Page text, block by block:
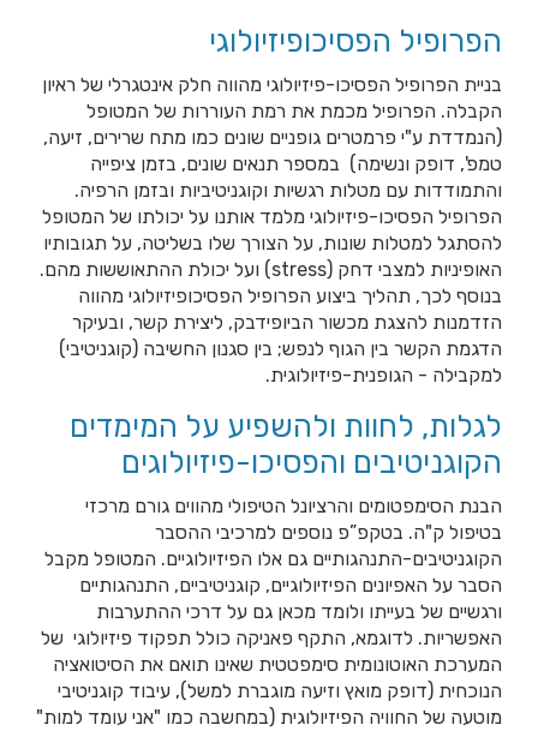
הפרופיל הפסיכופיזיולוגי
בניית הפרופיל הפסיכו-פיזיולוגי מהווה חלק אינטגרלי של ראיון
הקבלה. הפרופיל מכמת את רמת העוררות של המטופל
(הנמדדת ע"י פרמטרים גופניים שונים כמו מתח שרירים, זיעה,
טמפ', דופק ונשימה) במספר תנאים שונים, בזמן ציפייה
והתמודדות עם מטלות רגשיות וקוגניטיביות ובזמן הרפיה.
הפרופיל הפסיכו-פיזיולוגי מלמד אותנו על יכולתו של המטופל
להסתגל למטלות שונות, על הצורך שלו בשליטה, על תגובותיו
האופיניות למצבי דחק (stress) ועל יכולת ההתאוששות מהם.
בנוסף לכך, תהליך ביצוע הפרופיל הפסיכופיזיולוגי מהווה
הזדמנות להצגת מכשור הביופידבק, ליצירת קשר, ובעיקר
הדגמת הקשר בין הגוף לנפש; בין סגנון החשיבה (קוגניטיבי)
למקבילה - הגופנית-פיזיולוגית.
לגלות, לחוות ולהשפיע על המימדים
הקוגניטיבים והפסיכו-פיזיולוגים
הבנת הסימפטומים והרציונל הטיפולי מהווים גורם מרכזי
בטיפול ק"ה. בטקפ”פ נוספים למרכיבי ההסבר
הקוגניטיבים-התנהגותיים גם אלו הפיזיולוגיים. המטופל מקבל
הסבר על האפיונים הפיזיולוגיים, קוגניטיביים, התנהגותיים
ורגשיים של בעייתו ולומד מכאן גם על דרכי ההתערבות
האפשריות. לדוגמא, התקף פאניקה כולל תפקוד פיזיולוגי של
המערכת האוטונומית סימפטטית שאינו תואם את הסיטואציה
הנוכחית (דופק מואץ וזיעה מוגברת למשל), עיבוד קוגניטיבי
מוטעה של החוויה הפיזיולוגית (במחשבה כמו "אני עומד למות"